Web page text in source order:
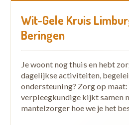
Wit-Gele Kruis
Beringen
Je woont nog thuis en hebt
dagelijkse activiteiten,
ondersteuning? Zorg op maat:
verpleegkundige kijkt samen
mantelzorger hoe we je het